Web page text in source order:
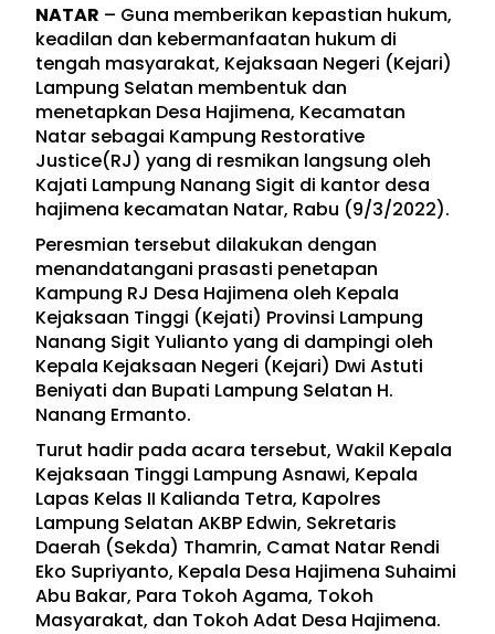
NATAR – Guna memberikan kepastian hukum,
keadilan dan kebermanfaatan hukum di
tengah masyarakat, Kejaksaan Negeri (Kejari)
Lampung Selatan membentuk dan
menetapkan Desa Hajimena, Kecamatan
Natar sebagai Kampung Restorative
Justice(RJ) yang di resmikan langsung oleh
Kajati Lampung Nanang Sigit di kantor desa
hajimena kecamatan Natar, Rabu (9/3/2022).
Peresmian tersebut dilakukan dengan
menandatangani prasasti penetapan
Kampung RJ Desa Hajimena oleh Kepala
Kejaksaan Tinggi (Kejati) Provinsi Lampung
Nanang Sigit Yulianto yang di dampingi oleh
Kepala Kejaksaan Negeri (Kejari) Dwi Astuti
Beniyati dan Bupati Lampung Selatan H.
Nanang Ermanto.
Turut hadir pada acara tersebut, Wakil Kepala
Kejaksaan Tinggi Lampung Asnawi, Kepala
Lapas Kelas II Kalianda Tetra, Kapolres
Lampung Selatan AKBP Edwin, Sekretaris
Daerah (Sekda) Thamrin, Camat Natar Rendi
Eko Supriyanto, Kepala Desa Hajimena Suhaimi
Abu Bakar, Para Tokoh Agama, Tokoh
Masyarakat, dan Tokoh Adat Desa Hajimena.